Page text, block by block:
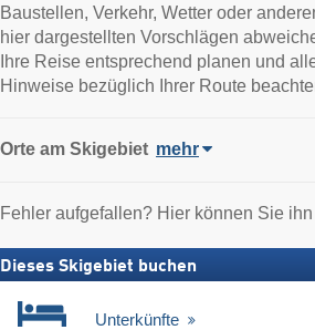
Baustellen, Verkehr, Wetter oder
hier dargestellten Vorschlägen
Ihre Reise entsprechend planen und
Hinweise bezüglich Ihrer Route
Orte am Skigebiet mehr
Fehler aufgefallen? Hier können Sie ihn
Dieses Skigebiet buchen
Unterkünfte